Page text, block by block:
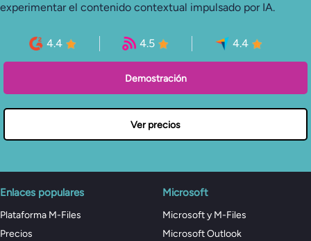
experimentar el contenido contextual impulsado por IA.
4.4 4.5 4.4
Demostración
Ver precios
Enlaces populares
Plataforma M-Files
Precios
Microsoft
Microsoft y M-Files
Microsoft Outlook